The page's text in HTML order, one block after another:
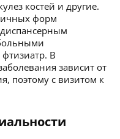
костей и другие.
форм
фтизиатр. В
зависит от
поэтому с визитом к